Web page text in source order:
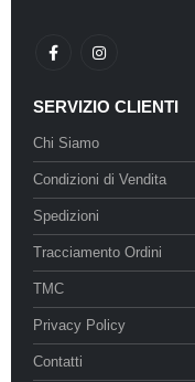
SERVIZIO CLIENTI
Chi Siamo
Condizioni di Vendita
Spedizioni
Tracciamento Ordini
TMC
Privacy Policy
Contatti